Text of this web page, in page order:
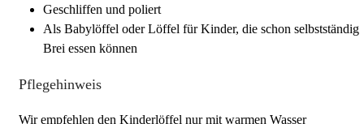
Geschliffen und poliert
Als Babylöffel oder Löffel für Kinder, die schon selbstständig
Brei essen können
Pflegehinweis
Wir empfehlen den Kinderlöffel nur mit warmen Wasser